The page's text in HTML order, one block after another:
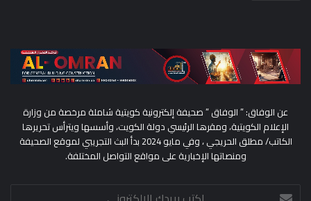
عن الوفاق: ” الوفاق ” صحيفة إلكترونية كويتية شاملة مرخصة من وزارة
الإعلام الكويتية، ومقرها الرئيسي دولة الكويت، وأسسها ويترأس تحريرها
الكاتب/ مطلق الحريجي ، وفي مايو 2024 بدأ البث التجريبي لموقع الصحيفة
ومنصاتها الإخبارية على مواقع التواصل المختلفة.
اكتب